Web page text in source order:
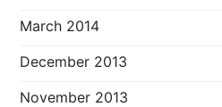
March 2014
December 2013
November 2013